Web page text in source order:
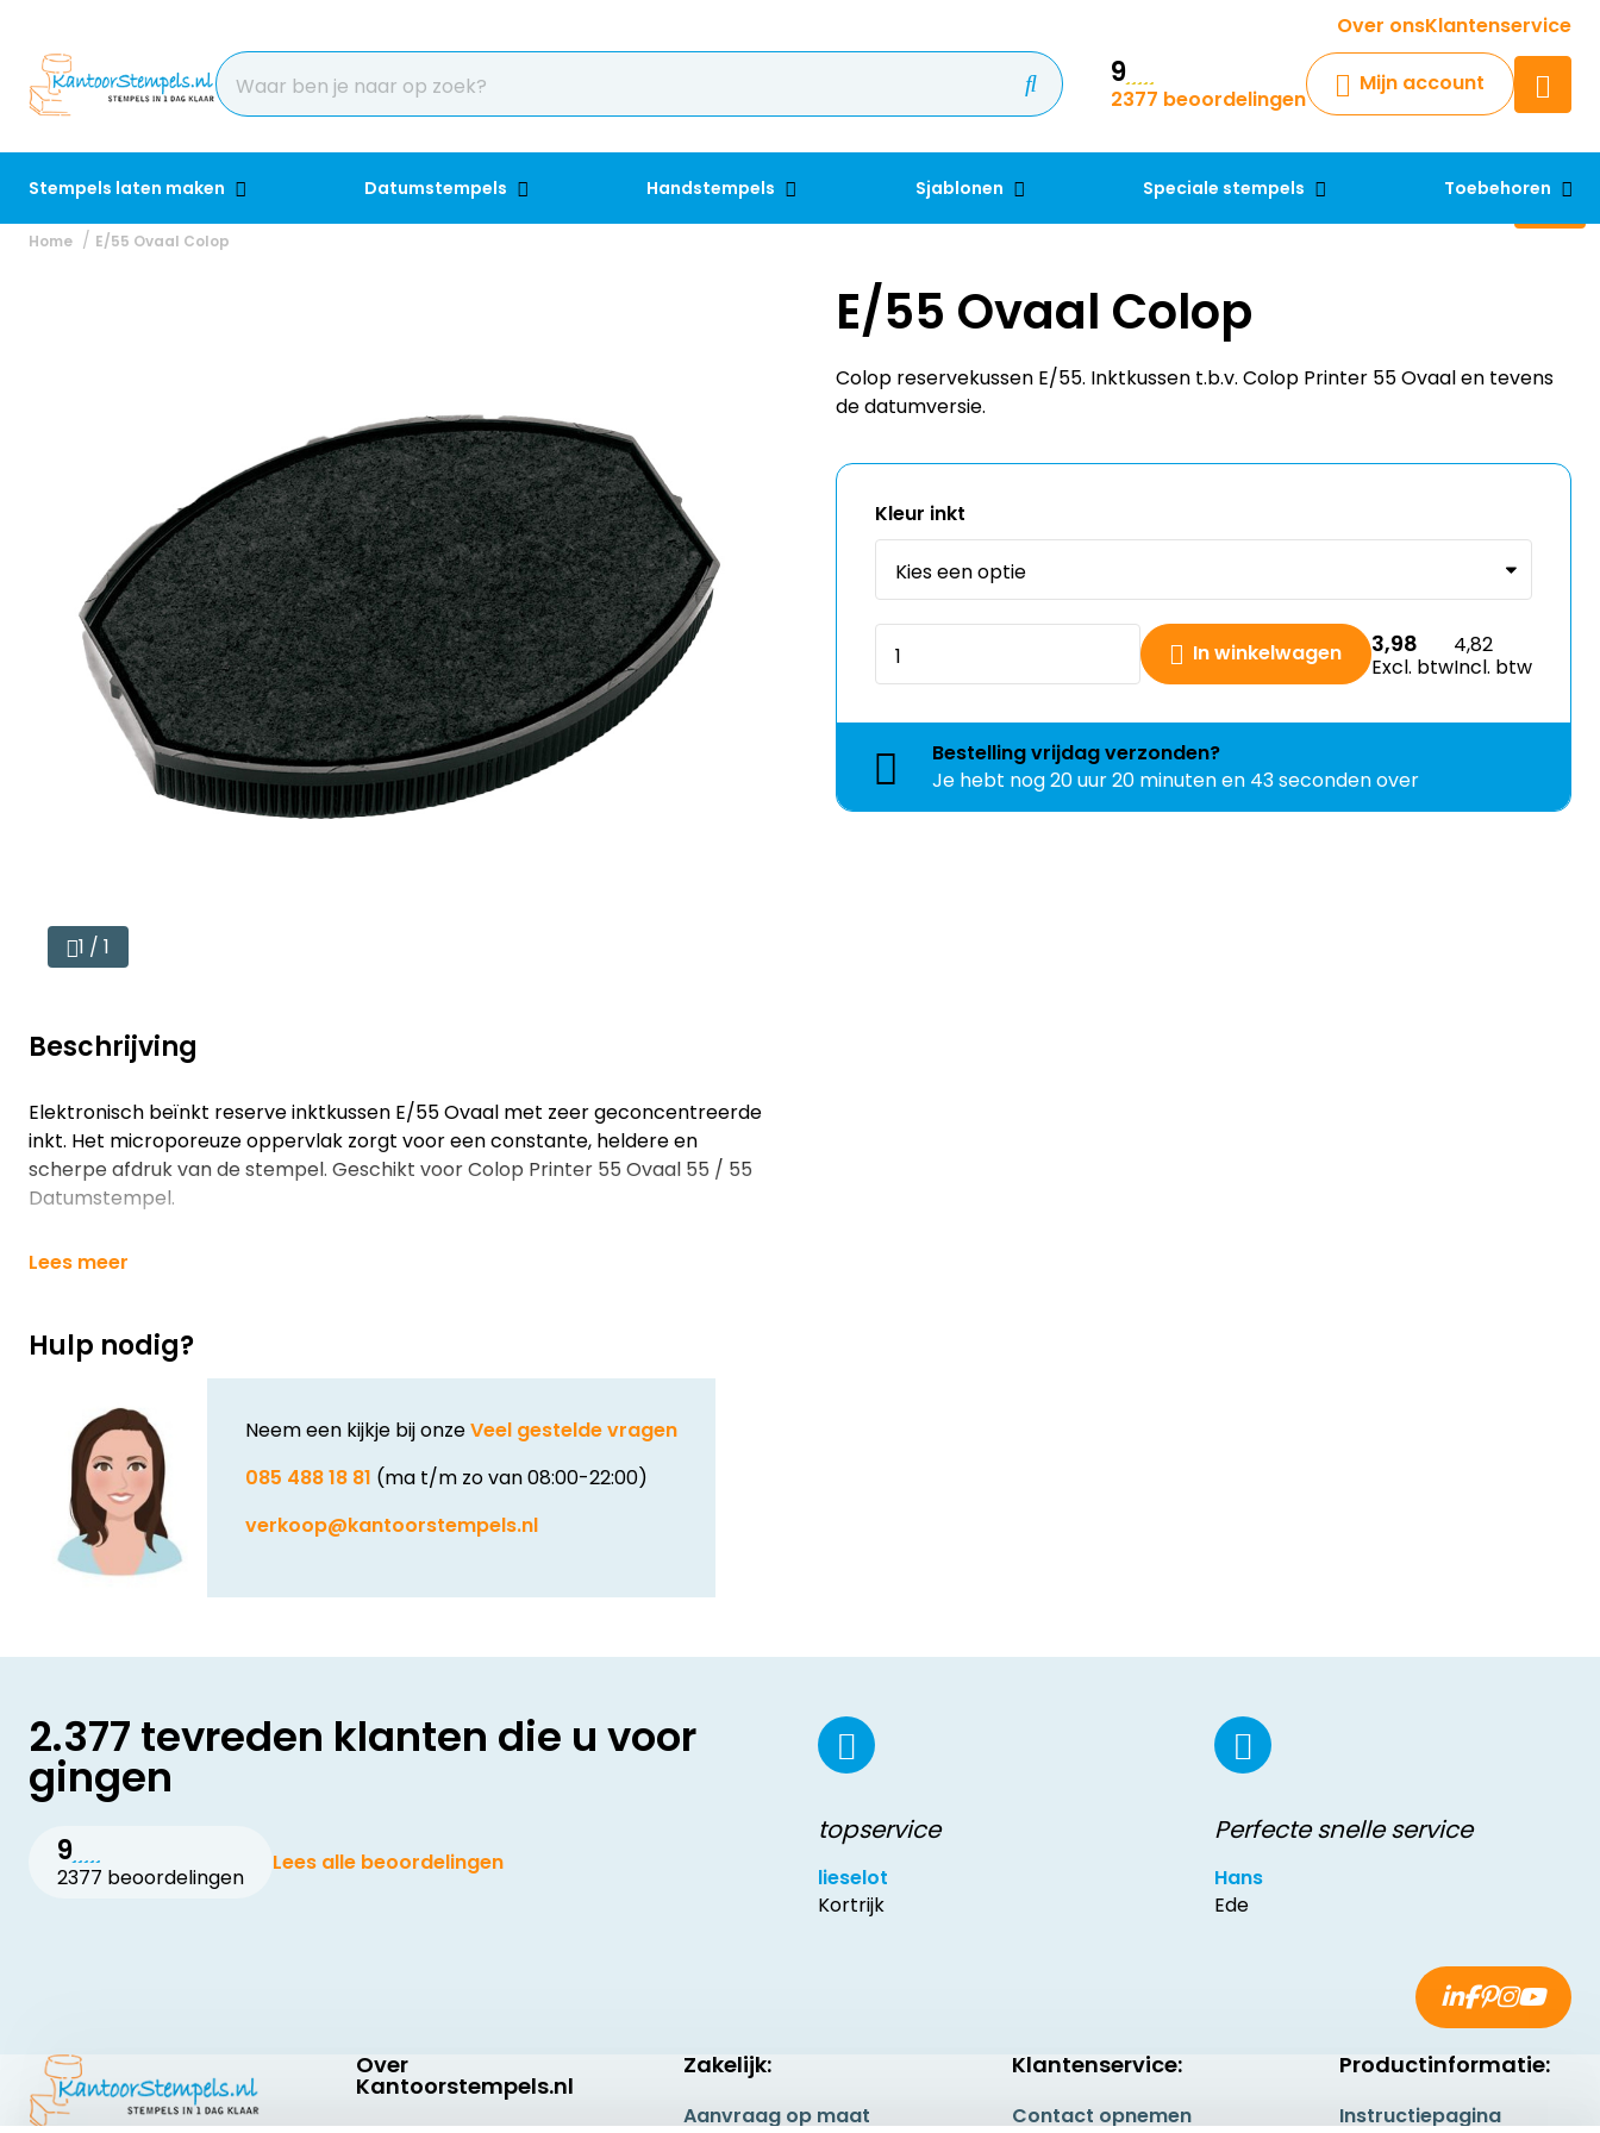
Over onsKlantenservice
9
2377 beoordelingen
Mijn account
Stempels laten maken Datumstempels Handstempels Sjablonen Speciale stempels Toebehoren
Krijg een antwoord op uw vraag
Chatbot
Chat 24/7 met onze chatbot
Contact
Home E/55 Ovaal Colop
1 / 1
Beschrijving
Elektronisch beïnkt reserve inktkussen E/55 Ovaal met zeer geconcentreerde
inkt. Het microporeuze oppervlak zorgt voor een constante, heldere en
scherpe afdruk van de stempel. Geschikt voor Colop Printer 55 Ovaal 55 / 55
Datumstempel.
Lees meer
Hulp nodig?
Neem een kijkje bij onzeVeel gestelde vragen
085 488 18 81 (ma t/m zo van 08:00-22:00)
verkoop@kantoorstempels.nl
E/55 Ovaal Colop
Colop reservekussen E/55. Inktkussen t.b.v. Colop Printer 55 Ovaal en tevens
de datumversie.
3,98
Excl. btw
4,82
Bestellingvrijdagverzonden?
Je hebt nog20 uur 20 minuten en 41 seconden over
2.377 tevreden klanten die u voor
gingen
9
2377 beoordelingen
Lees alle beoordelingen
topservice
lieselot
Kortrijk
Perfecte snelle service
Hans
Ede
Over
Kantoorstempels.nl
Zakelijk:
Aanvraag op maat
Klantenservice:
Contact opnemen
Productinformatie:
Instructiepagina